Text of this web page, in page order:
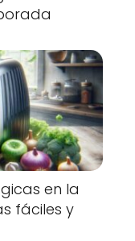
en la
fáciles y